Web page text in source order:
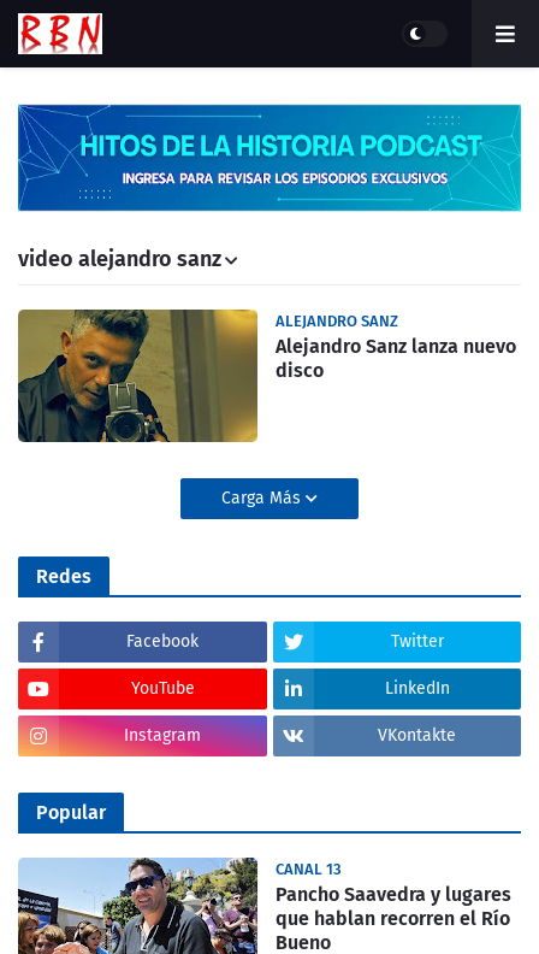
video alejandro sanz
ALEJANDRO SANZ
Alejandro Sanz lanza nuevo
disco
Carga Más
Redes
Facebook Twitter
YouTube LinkedIn
Instagram VKontakte
Popular
CANAL 13
Pancho Saavedra y lugares
que hablan recorren el Río
Bueno